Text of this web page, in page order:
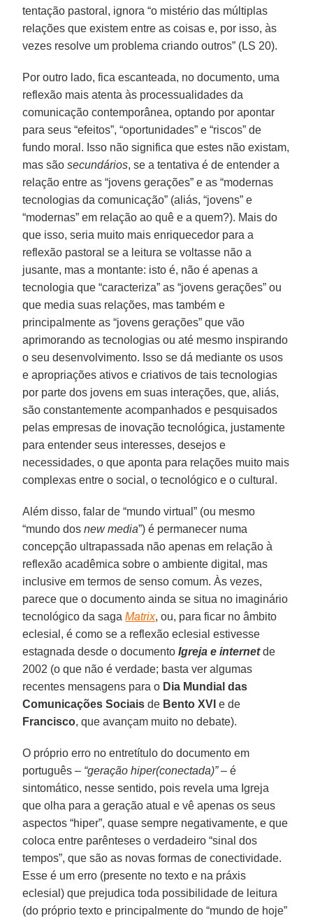
tentação pastoral, ignora “o mistério das múltiplas
relações que existem entre as coisas e, por isso, às
vezes resolve um problema criando outros” (LS 20).
Por outro lado, fica escanteada, no documento, uma
reflexão mais atenta às processualidades da
comunicação contemporânea, optando por apontar
para seus “efeitos”, “oportunidades” e “riscos” de
fundo moral. Isso não significa que estes não existam,
mas sãosecundários, se a tentativa é de entender a
relação entre as “jovens gerações” e as “modernas
tecnologias da comunicação” (aliás, “jovens” e
“modernas” em relação ao quê e a quem?). Mais do
que isso, seria muito mais enriquecedor para a
reflexão pastoral se a leitura se voltasse não a
jusante, mas a montante: isto é, não é apenas a
tecnologia que “caracteriza” as “jovens gerações” ou
que media suas relações, mas também e
principalmente as “jovens gerações” que vão
aprimorando as tecnologias ou até mesmo inspirando
o seu desenvolvimento. Isso se dá mediante os usos
e apropriações ativos e criativos de tais tecnologias
por parte dos jovens em suas interações, que, aliás,
são constantemente acompanhados e pesquisados
pelas empresas de inovação tecnológica, justamente
para entender seus interesses, desejos e
necessidades, o que aponta para relações muito mais
complexas entre o social, o tecnológico e o cultural.
Além disso, falar de “mundo virtual” (ou mesmo
“mundo dosnew media”) é permanecer numa
concepção ultrapassada não apenas em relação à
reflexão acadêmica sobre o ambiente digital, mas
inclusive em termos de senso comum. Às vezes,
parece que o documento ainda se situa no imaginário
tecnológico da sagaMatrix, ou, para ficar no âmbito
eclesial, é como se a reflexão eclesial estivesse
estagnada desde o documentoIgreja e internet de
2002 (o que não é verdade; basta ver algumas
recentes mensagens para o Dia Mundial das
Comunicações Sociais de Bento XVI e de
Francisco, que avançam muito no debate).
O próprio erro no entretítulo do documento em
português – “geração hiper(conectada)”– é
sintomático, nesse sentido, pois revela uma Igreja
que olha para a geração atual e vê apenas os seus
aspectos “hiper”, quase sempre negativamente, e que
coloca entre parênteses o verdadeiro “sinal dos
tempos”, que são as novas formas de conectividade.
Esse é um erro (presente no texto e na práxis
eclesial) que prejudica toda possibilidade de leitura
(do próprio texto e principalmente do “mundo de hoje”